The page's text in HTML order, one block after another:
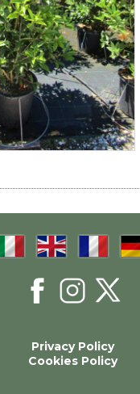
Privacy Policy
Cookies Policy